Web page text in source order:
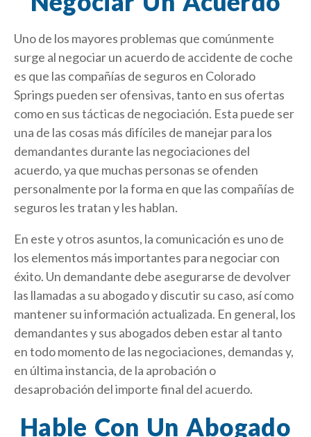
Uno de los mayores problemas que comúnmente
surge al negociar un acuerdo de accidente de coche
es que las compañías de seguros en Colorado
Springs pueden ser ofensivas, tanto en sus ofertas
como en sus tácticas de negociación. Esta puede ser
una de las cosas más difíciles de manejar para los
demandantes durante las negociaciones del
acuerdo, ya que muchas personas se ofenden
personalmente por la forma en que las compañías de
seguros les tratan y les hablan.
En este y otros asuntos, la comunicación es uno de
los elementos más importantes para negociar con
éxito. Un demandante debe asegurarse de devolver
las llamadas a su abogado y discutir su caso, así como
mantener su información actualizada. En general, los
demandantes y sus abogados deben estar al tanto
en todo momento de las negociaciones, demandas y,
en última instancia, de la aprobación o
desaprobación del importe final del acuerdo.
Hable Con Un Abogado